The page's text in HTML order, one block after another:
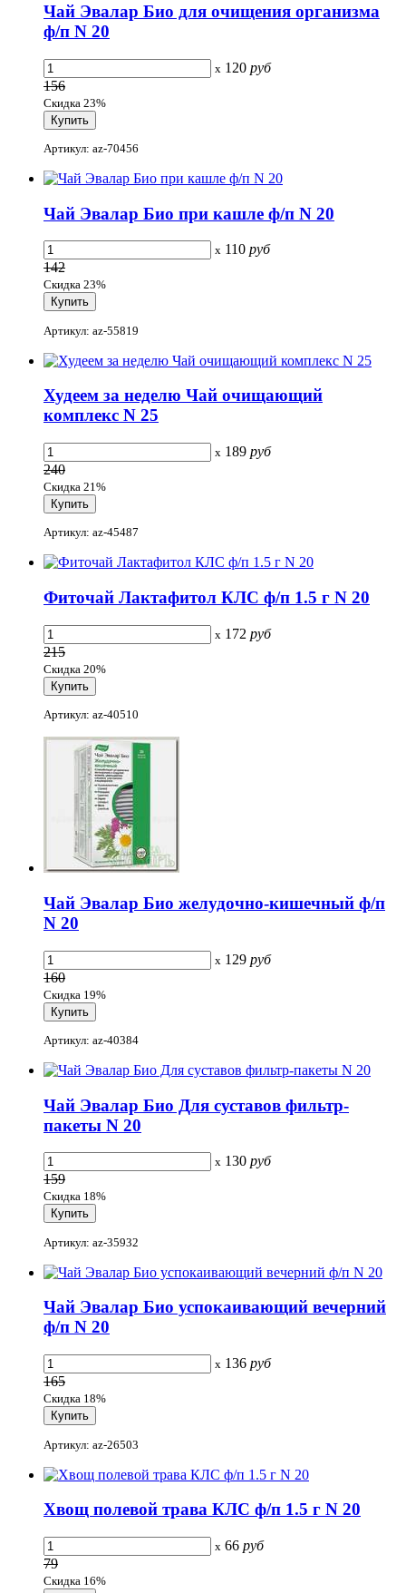
Чай Эвалар Био для очищения организма
ф/п N 20
x 120 руб
156
Скидка 23%
Артикул: az-70456
Чай Эвалар Био при кашле ф/п N 20
x 110 руб
142
Скидка 23%
Артикул: az-55819
Худеем за неделю Чай очищающий
комплекс N 25
x 189 руб
240
Скидка 21%
Артикул: az-45487
Фиточай Лактафитол КЛС ф/п 1.5 г N 20
x 172 руб
215
Скидка 20%
Артикул: az-40510
Чай Эвалар Био желудочно-кишечный ф/п
N 20
x 129 руб
160
Скидка 19%
Артикул: az-40384
Чай Эвалар Био Для суставов фильтр-
пакеты N 20
x 130 руб
159
Скидка 18%
Артикул: az-35932
Чай Эвалар Био успокаивающий вечерний
ф/п N 20
x 136 руб
165
Скидка 18%
Артикул: az-26503
Хвощ полевой трава КЛС ф/п 1.5 г N 20
x 66 руб
79
Скидка 16%